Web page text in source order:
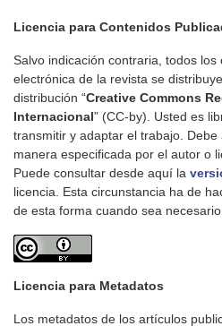
Licencia para Contenidos
Salvo indicación contraria, todos los
electrónica de la revista se
distribución “Creative Commons
Internacional” (CC-by). Usted es
transmitir y adaptar el trabajo.
manera especificada por el autor o
Puede consultar desde aquí la
licencia. Esta circunstancia ha de
de esta forma cuando sea necesario.
Licencia para Metadatos
Los metadatos de los artículos